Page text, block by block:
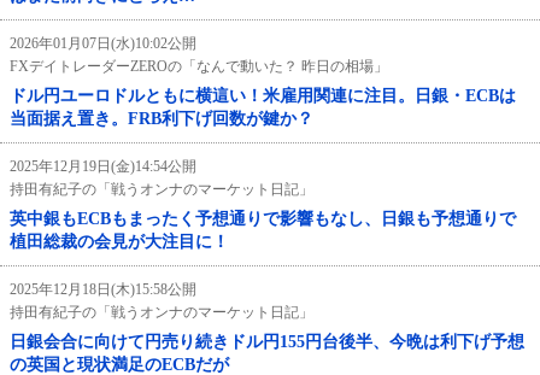
2026年01月07日(水)10:02公開
FXデイトレーダーZEROの「なんで動いた？ 昨日の相場」
ドル円ユーロドルともに横這い！米雇用関連に注目。日銀・ECBは
当面据え置き。FRB利下げ回数が鍵か？
2025年12月19日(金)14:54公開
持田有紀子の「戦うオンナのマーケット日記」
英中銀もECBもまったく予想通りで影響もなし、日銀も予想通りで
植田総裁の会見が大注目に！
2025年12月18日(木)15:58公開
持田有紀子の「戦うオンナのマーケット日記」
日銀会合に向けて円売り続きドル円155円台後半、今晩は利下げ予想
の英国と現状満足のECBだが